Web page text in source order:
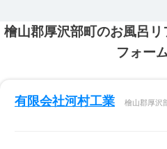
檜山郡厚沢部町のお風呂
フォー
有限会社河村工業 檜山郡厚沢